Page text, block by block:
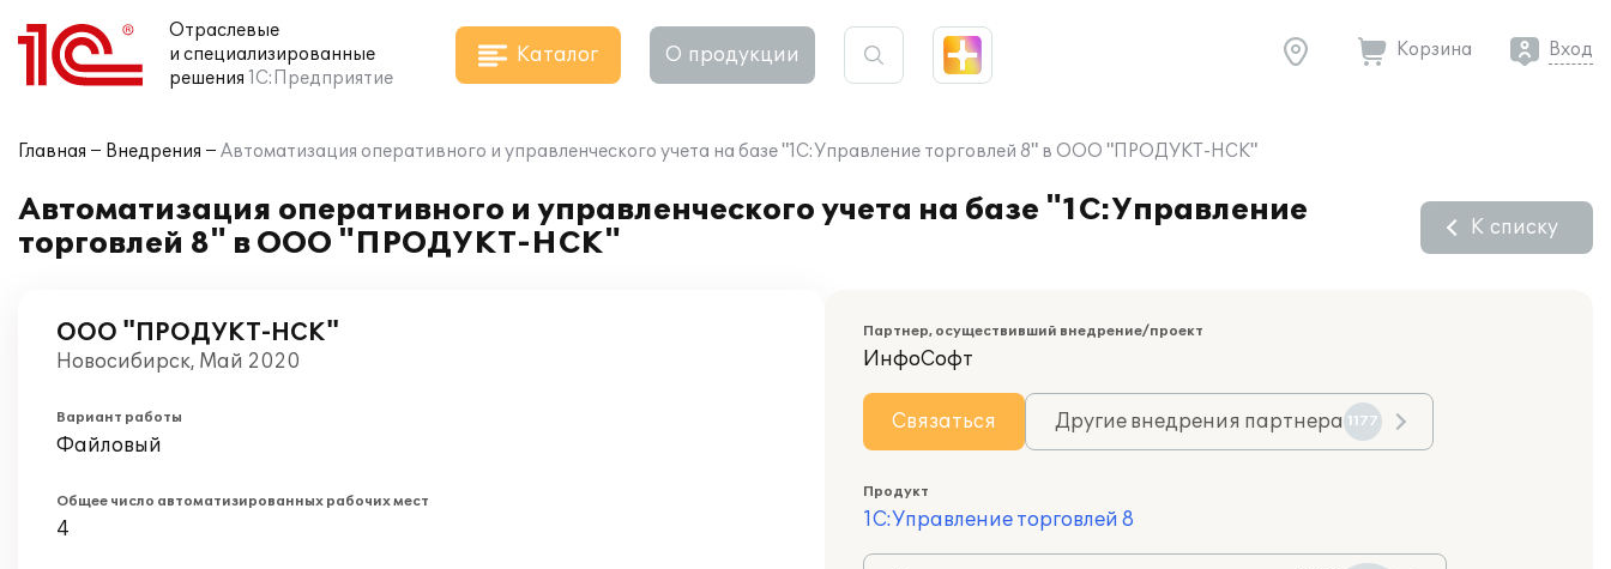
Отраслевые
и специализированные
решения 1С:Предприятие
Каталог О продукции Корзина Вход
Главная Внедрения Автоматизация оперативного и управленческого учета на базе "1С:Управление торговлей 8" в ООО "ПРОДУКТ-НСК"
Автоматизация оперативного и управленческого учета на базе "1С:Управление
торговлей 8" в ООО "ПРОДУКТ-НСК"
К списку
ООО "ПРОДУКТ-НСК"
Новосибирск, Май 2020
Вариант работы
Файловый
Общее число автоматизированных рабочих мест
4
Партнер, осуществивший внедрение/проект
ИнфоСофт
Связаться Другие внедрения партнера 1177
Продукт
1С:Управление торговлей 8